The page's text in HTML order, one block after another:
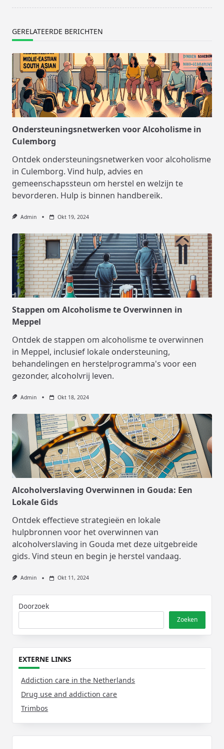
GERELATEERDE BERICHTEN
Ondersteuningsnetwerken voor Alcoholisme in
Culemborg
Ontdek ondersteuningsnetwerken voor alcoholisme
in Culemborg. Vind hulp, advies en
gemeenschapssteun om herstel en welzijn te
bevorderen. Hulp is binnen handbereik.
Admin Okt 19, 2024
Stappen om Alcoholisme te Overwinnen in
Meppel
Ontdek de stappen om alcoholisme te overwinnen
in Meppel, inclusief lokale ondersteuning,
behandelingen en herstelprogramma's voor een
gezonder, alcoholvrij leven.
Admin Okt 18, 2024
Alcoholverslaving Overwinnen in Gouda: Een
Lokale Gids
Ontdek effectieve strategieën en lokale
hulpbronnen voor het overwinnen van
alcoholverslaving in Gouda met deze uitgebreide
gids. Vind steun en begin je herstel vandaag.
Admin Okt 11, 2024
Doorzoek
Zoeken
EXTERNE LINKS
Addiction care in the Netherlands
Drug use and addiction care
Trimbos